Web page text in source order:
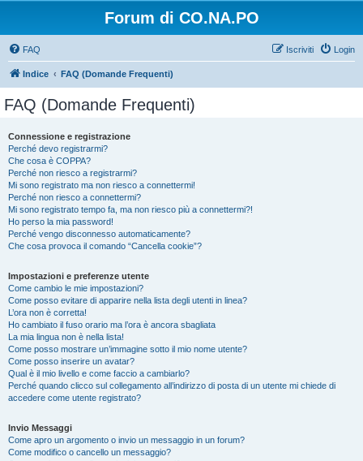
Forum di CO.NA.PO
FAQ Login
Iscriviti
Indice FAQ (Domande Frequenti)
FAQ (Domande Frequenti)
Connessione e registrazione
Perché devo registrarmi?
Che cosa è COPPA?
Perché non riesco a registrarmi?
Mi sono registrato ma non riesco a connettermi!
Perché non riesco a connettermi?
Mi sono registrato tempo fa, ma non riesco più a connettermi?!
Ho perso la mia password!
Perché vengo disconnesso automaticamente?
Che cosa provoca il comando “Cancella cookie”?
Impostazioni e preferenze utente
Come cambio le mie impostazioni?
Come posso evitare di apparire nella lista degli utenti in linea?
L’ora non è corretta!
Ho cambiato il fuso orario ma l’ora è ancora sbagliata
La mia lingua non è nella lista!
Come posso mostrare un’immagine sotto il mio nome utente?
Come posso inserire un avatar?
Qual è il mio livello e come faccio a cambiarlo?
Perché quando clicco sul collegamento all’indirizzo di posta di un utente mi chiede di
accedere come utente registrato?
Invio Messaggi
Come apro un argomento o invio un messaggio in un forum?
Come modifico o cancello un messaggio?